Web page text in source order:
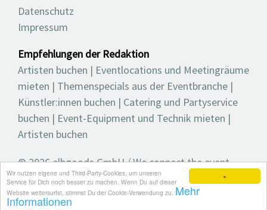
×
Wir nutzen eigene und Third-Party-Cookies, um unseren
Service für Dich noch besser zu machen. Wenn Du auf dieser
Website weitersurfst, stimmst Du der Cookie-Verwendung zu. Mehr
Informationen
Datenschutz
Impressum
Empfehlungen der Redaktion
Artisten buchen | Eventlocations und Meetingräume
mieten | Themenspecials aus der Eventbranche |
Künstler:innen buchen | Catering und Partyservice
buchen | Event-Equipment und Technik mieten |
Artisten buchen
© 2026 elbgoods GmbH / We connect the event
industry / Medienvielfalt für die Eventplanung /
Eventbranchenbuch, Blog, Magazin und mehr